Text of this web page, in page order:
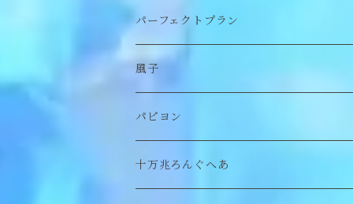
スヌード
チョーカー/ネックレス
バッグ
バブーシュカ
付け襟
bag/巾着
パンツ
ヘアアクセサリー
ポーチ
bag/巾着
ピアス/イヤリング
イヤカフ
リング
ピアス/イヤリング
ブローチ
刺繍キャップ
パーフェクトプラン
ワンピース
トップス
アウター
風子
ぬいぐるみ
刺繍ポーチ
パピヨン
ぬいぐるみ
十万兆ろんぐへあ